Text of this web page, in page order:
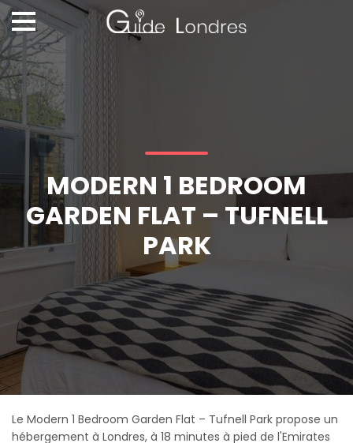
MODERN 1 BEDROOM
GARDEN FLAT – TUFNELL
PARK
Le Modern 1 Bedroom Garden Flat – Tufnell Park propose un
hébergement à Londres, à 18 minutes à pied de l'Emirates